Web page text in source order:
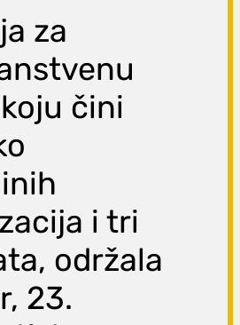
za
čini
i tri
održala
23.